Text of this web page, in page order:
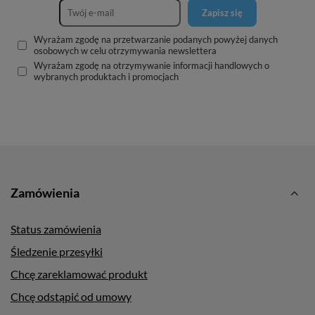
Zapisz się
Wyrażam zgodę na przetwarzanie podanych powyżej danych
osobowych w celu otrzymywania newslettera
Wyrażam zgodę na otrzymywanie informacji handlowych o
wybranych produktach i promocjach
Zamówienia
Status zamówienia
Śledzenie przesyłki
Chcę zareklamować produkt
Chcę odstąpić od umowy